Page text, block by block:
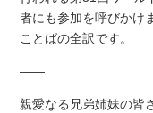
者にも参加を呼びかけ
ことばの全訳です。
――
親愛なる兄弟姉妹の皆